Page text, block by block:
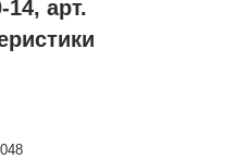
14, арт.